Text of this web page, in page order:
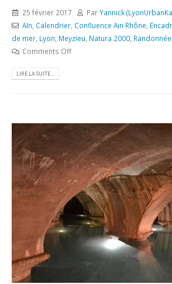
25 février 2017 ParYannick
AIn Calendrier, Confluence Ain Rhône
de mer Lyon Meyzieu Natura 2000 Randonnée
Comments Off
LIRE LA SUITE...